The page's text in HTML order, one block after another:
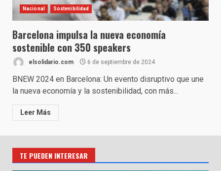
Nacional Sostenibilidad
Barcelona impulsa la nueva economía
sostenible con 350 speakers
elsolidario.com 6 de septiembre de 2024
BNEW 2024 en Barcelona: Un evento disruptivo que une
la nueva economía y la sostenibilidad, con más...
Leer Más
TE PUEDEN INTERESAR